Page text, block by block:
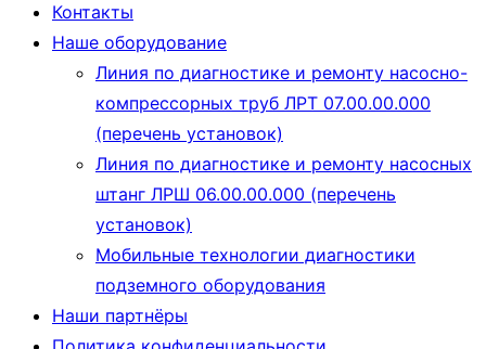
Контакты
Наше оборудование
Линия по диагностике и ремонту насосно-
компрессорных труб ЛРТ 07.00.00.000
(перечень установок)
Линия по диагностике и ремонту насосных
штанг ЛРШ 06.00.00.000 (перечень
установок)
Мобильные технологии диагностики
подземного оборудования
Наши партнёры